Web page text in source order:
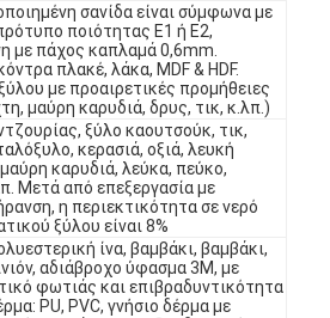
σανίδα είναι σύμφωνα με
ποιότητας E1 ή E2,
με πάχος καπλαμά 0,6mm.
πλακέ, λάκα, MDF & HDF.
με προαιρετικές προμήθειες
μαύρη καρυδιά, δρυς, τικ, κ.λπ.)
ξύλο καουτσούκ, τικ,
κερασιά, οξιά, λευκή
μαύρη καρυδιά, λεύκα, πεύκο,
Μετά από επεξεργασία με
η περιεκτικότητα σε νερό
ξύλου είναι 8%
ίνα, βαμβάκι, βαμβάκι,
αδιάβροχο ύφασμα 3M, με
φωτιάς και επιβραδυντικότητα
PU, PVC, γνήσιο δέρμα με